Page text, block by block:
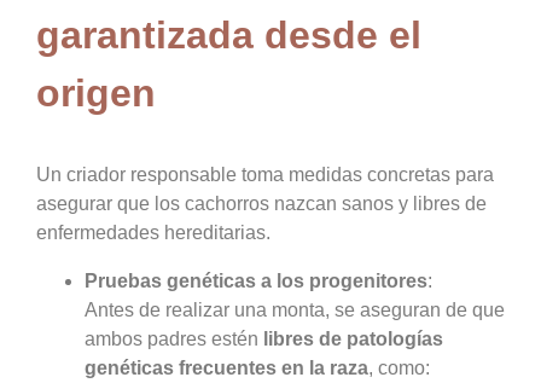
garantizada desde el
origen
Un criador responsable toma medidas concretas para
asegurar que los cachorros nazcan sanos y libres de
enfermedades hereditarias.
Pruebas genéticas a los progenitores:
Antes de realizar una monta, se aseguran de que
ambos padres estén libres de patologías
genéticas frecuentes en la raza, como: